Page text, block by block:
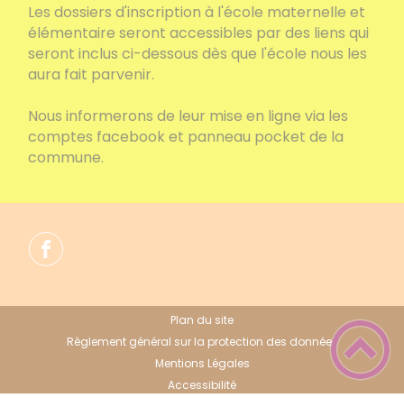
Les dossiers d'inscription à l'école maternelle et
élémentaire seront accessibles par des liens qui
seront inclus ci-dessous dès que l'école nous les
aura fait parvenir.
Nous informerons de leur mise en ligne via les
comptes facebook et panneau pocket de la
commune.
Plan du site
Règlement général sur la protection des données
Mentions Légales
Accessibilité